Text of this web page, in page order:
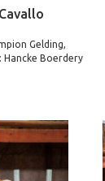
Gelding,
Hancke Boerdery